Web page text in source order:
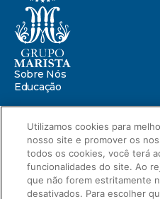
Sobre Nós
Educação
Centro Marista de Defesa da
Missão Marista
Compromissos
Portal ESG
Relatório de
Utilizamos cookies para
nosso site e promover os
todos os cookies, você terá
funcionalidades do site. Ao
que não forem estritamente
desativados. Para escolher